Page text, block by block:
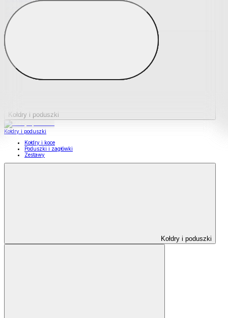
Podkładki na materace
Materace nawierzchniowe
Kołdry i poduszki
Kołdry i poduszki
Kołdry i koce
Poduszki i zagłówki
Zestawy
Kołdry i poduszki